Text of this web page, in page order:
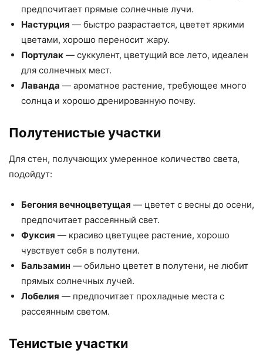
предпочитает прямые солнечные лучи.
Настурция — быстро разрастается, цветет яркими
цветами, хорошо переносит жару.
Портулак — суккулент, цветущий все лето, идеален
для солнечных мест.
Лаванда — ароматное растение, требующее много
солнца и хорошо дренированную почву.
Полутенистые участки
Для стен, получающих умеренное количество света,
подойдут:
Бегония вечноцветущая — цветет с весны до осени,
предпочитает рассеянный свет.
Фуксия — красиво цветущее растение, хорошо
чувствует себя в полутени.
Бальзамин — обильно цветет в полутени, не любит
прямых солнечных лучей.
Лобелия — предпочитает прохладные места с
рассеянным светом.
Тенистые участки